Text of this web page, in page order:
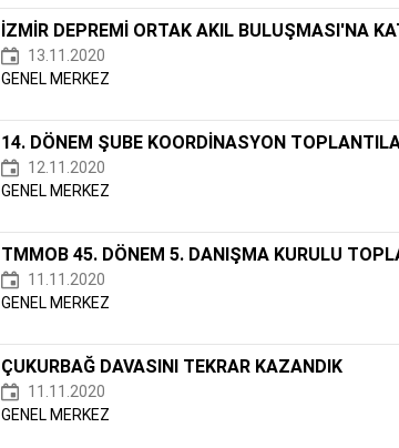
İZMİR DEPREMİ ORTAK AKIL BULUŞMASI'NA
13.11.2020
GENEL MERKEZ
14. DÖNEM ŞUBE KOORDİNASYON
12.11.2020
GENEL MERKEZ
TMMOB 45. DÖNEM 5. DANIŞMA KURULU
11.11.2020
GENEL MERKEZ
ÇUKURBAĞ DAVASINI TEKRAR KAZANDIK
11.11.2020
GENEL MERKEZ